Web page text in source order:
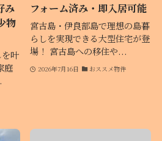
み
物
叶
庭
フォーム済み・即入居可能
宮古島・伊良部島で理想の島暮
らしを実現できる大型住宅が登
場！ 宮古島への移住や...
2026年7月16日 おススメ物件